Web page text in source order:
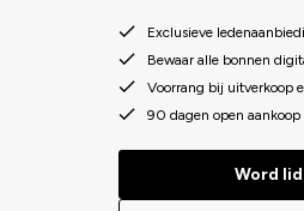
Exclusieve
Bewaar alle bonnen
Voorrang bij uitverkoop
90 dagen open aankoop
Word lid